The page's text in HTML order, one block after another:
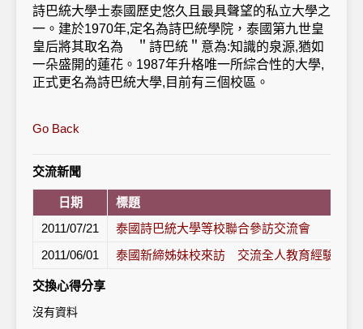
詩巴統大學士泰國歷史悠久且最具聲望的私立大學之
一。建於1970年,定名為詩巴統學院，泰國第九世皇
皇后將其取名為
＂詩巴統＂意為:知識的泉源,猶如
一朵盛開的蓮花。1987年升格唯一所綜合性的大學,
正式更名為詩巴統大學,目前有三個校區。
Go Back
交流新聞
日期
標題
2011/07/21
泰國詩巴統大學等校聯合參訪交流會
2011/06/01
泰國新締姊妹校來訪 交流全人教育經驗
交換心得分享
沒有資料